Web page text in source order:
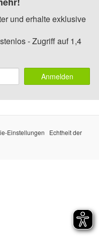
und erhalte exklusive
- Zugriff auf 1,4
Anmelden
Einstellungen
Echtheit der